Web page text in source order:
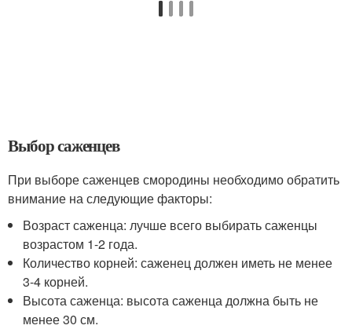
Выбор саженцев
При выборе саженцев смородины необходимо обратить
внимание на следующие факторы:
Возраст саженца: лучше всего выбирать саженцы
возрастом 1-2 года.
Количество корней: саженец должен иметь не менее
3-4 корней.
Высота саженца: высота саженца должна быть не
менее 30 см.